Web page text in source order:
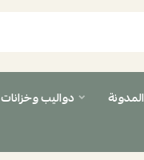
دواليب وخزانات المدونة